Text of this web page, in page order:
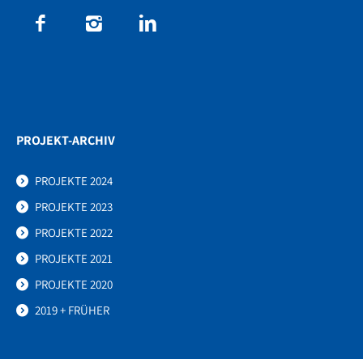
PROJEKT-ARCHIV
PROJEKTE 2024
PROJEKTE 2023
PROJEKTE 2022
PROJEKTE 2021
PROJEKTE 2020
2019 + FRÜHER